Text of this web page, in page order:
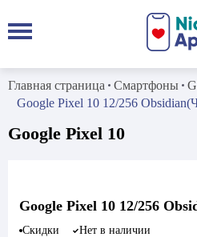
Главная страница Смартфоны
Google Pixel 10 12/256
Google Pixel 10
Google Pixel 10 12/256
Скидки Нет в наличии